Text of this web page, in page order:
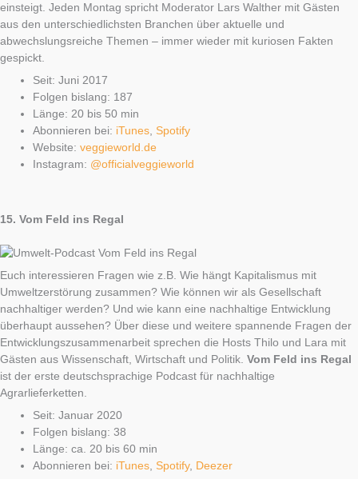
einsteigt. Jeden Montag spricht Moderator Lars Walther mit Gästen
aus den unterschiedlichsten Branchen über aktuelle und
abwechslungsreiche Themen – immer wieder mit kuriosen Fakten
gespickt.
Seit: Juni 2017
Folgen bislang: 187
Länge: 20 bis 50 min
Abonnieren bei: iTunes Spotify
Website:veggieworld.de
Instagram: @officialveggieworld
15. Vom Feld ins Regal
Euch interessieren Fragen wie z.B. Wie hängt Kapitalismus mit
Umweltzerstörung zusammen? Wie können wir als Gesellschaft
nachhaltiger werden? Und wie kann eine nachhaltige Entwicklung
überhaupt aussehen? Über diese und weitere spannende Fragen der
Entwicklungszusammenarbeit sprechen die Hosts Thilo und Lara mit
Gästen aus Wissenschaft, Wirtschaft und Politik. Vom Feld ins Regal
ist der erste deutschsprachige Podcast für nachhaltige
Agrarlieferketten.
Seit: Januar 2020
Folgen bislang: 38
Länge: ca. 20 bis 60 min
Abonnieren bei: iTunes Spotify, Deezer